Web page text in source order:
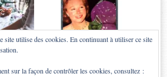
site utilise des cookies. En continuant à utiliser ce site
sur la façon de contrôler les cookies, consultez :